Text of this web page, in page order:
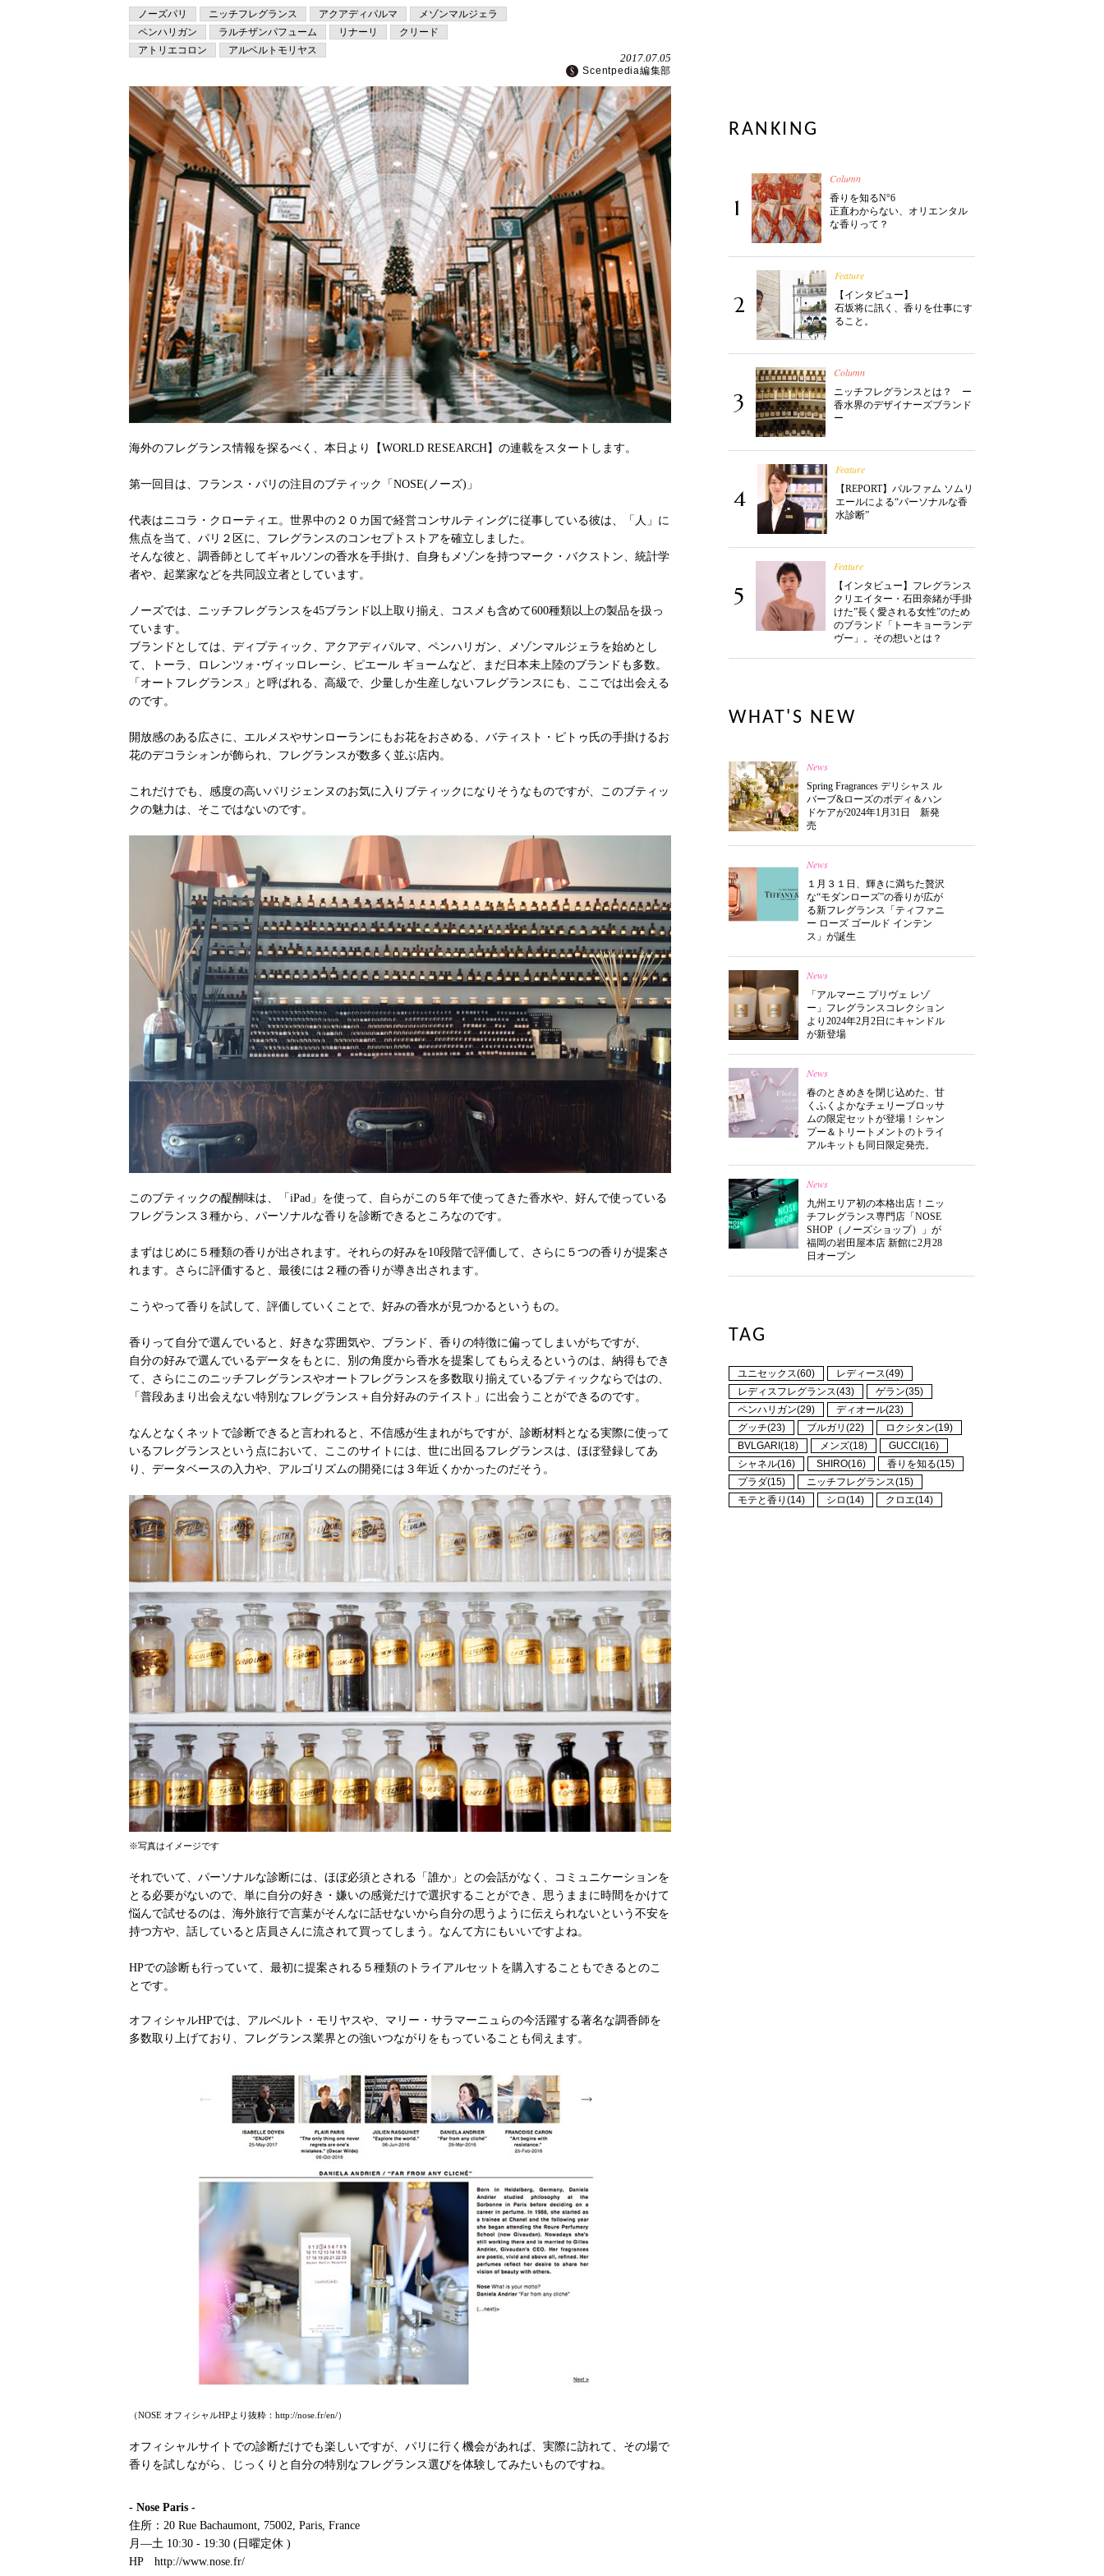
ノーズパリ ニッチフレグランス アクアディパルマ
メゾンマルジェラ
ペンハリガン
ラルチザンパフューム リナーリ
クリード
アトリエコロン
アルベルトモリヤス
2017.07.05
Scentpedia編集部
海外のフレグランス情報を探るべく、本日より【WORLD RESEARCH】の連載をスタートします。
第一回目は、フランス・パリの注目のブティック「NOSE(ノーズ)」
代表はニコラ・クローティエ。世界中の２０カ国で経営コンサルティングに従事している彼は、「人」に
焦点を当て、パリ２区に、フレグランスのコンセプトストアを確立しました。
そんな彼と、調香師としてギャルソンの香水を手掛け、自身もメゾンを持つマーク・バクストン、統計学
者や、起業家などを共同設立者としています。
ノーズでは、ニッチフレグランスを45ブランド以上取り揃え、コスメも含めて600種類以上の製品を扱っ
ています。
ブランドとしては、ディプティック、アクアディパルマ、ペンハリガン、メゾンマルジェラを始めとし
て、トーラ、ロレンツォ･ヴィッロレーシ、ピエール ギョームなど、まだ日本未上陸のブランドも多数。
「オートフレグランス」と呼ばれる、高級で、少量しか生産しないフレグランスにも、ここでは出会える
のです。
開放感のある広さに、エルメスやサンローランにもお花をおさめる、バティスト・ピトゥ氏の手掛けるお
花のデコラシォンが飾られ、フレグランスが数多く並ぶ店内。
これだけでも、感度の高いパリジェンヌのお気に入りブティックになりそうなものですが、このブティッ
クの魅力は、そこではないのです。
このブティックの醍醐味は、「iPad」を使って、自らがこの５年で使ってきた香水や、好んで使っている
フレグランス３種から、パーソナルな香りを診断できるところなのです。
まずはじめに５種類の香りが出されます。それらの好みを10段階で評価して、さらに５つの香りが提案さ
れます。さらに評価すると、最後には２種の香りが導き出されます。
こうやって香りを試して、評価していくことで、好みの香水が見つかるというもの。
香りって自分で選んでいると、好きな雰囲気や、ブランド、香りの特徴に偏ってしまいがちですが、
自分の好みで選んでいるデータをもとに、別の角度から香水を提案してもらえるというのは、納得もでき
て、さらにこのニッチフレグランスやオートフレグランスを多数取り揃えているブティックならではの、
「普段あまり出会えない特別なフレグランス＋自分好みのテイスト」に出会うことができるのです。
なんとなくネットで診断できると言われると、不信感が生まれがちですが、診断材料となる実際に使って
いるフレグランスという点において、ここのサイトには、世に出回るフレグランスは、ほぼ登録してあ
り、データベースの入力や、アルゴリズムの開発には３年近くかかったのだそう。
※写真はイメージです
それでいて、パーソナルな診断には、ほぼ必須とされる「誰か」との会話がなく、コミュニケーションを
とる必要がないので、単に自分の好き・嫌いの感覚だけで選択することができ、思うままに時間をかけて
悩んで試せるのは、海外旅行で言葉がそんなに話せないから自分の思うように伝えられないという不安を
持つ方や、話していると店員さんに流されて買ってしまう。なんて方にもいいですよね。
HPでの診断も行っていて、最初に提案される５種類のトライアルセットを購入することもできるとのこ
とです。
オフィシャルHPでは、アルベルト・モリヤスや、マリー・サラマーニュらの今活躍する著名な調香師を
多数取り上げており、フレグランス業界との強いつながりをもっていることも伺えます。
（NOSE オフィシャルHPより抜粋：http://nose.fr/en/）
オフィシャルサイトでの診断だけでも楽しいですが、パリに行く機会があれば、実際に訪れて、その場で
香りを試しながら、じっくりと自分の特別なフレグランス選びを体験してみたいものですね。
- Nose Paris -
住所：20 Rue Bachaumont, 75002, Paris, France
月—土 10:30 - 19:30 (日曜定休 )
HP http://www.nose.fr/
RANKING
1
Column
香りを知るN°6
正直わからない、オリエンタル
な香りって？
2
Feature
【インタビュー】
石坂将に訊く、香りを仕事にす
ること。
3
Column
ニッチフレグランスとは？ ー
香水界のデザイナーズブランド
ー
4
Feature
【REPORT】パルファム ソムリ
エールによる“パーソナルな香
水診断”
5
Feature
【インタビュー】フレグランス
クリエイター・石田奈緒が手掛
けた”長く愛される女性”のため
のブランド「トーキョーランデ
ヴー」。その想いとは？
WHAT'S NEW
News
Spring Fragrances デリシャス ル
バーブ&ローズのボディ＆ハン
ドケアが2024年1月31日 新発
売
News
１月３１日、輝きに満ちた贅沢
な“モダンローズ”の香りが広が
る新フレグランス「ティファニ
ー ローズ ゴールド インテン
ス」が誕生
News
「アルマーニ プリヴェ レゾ
ー」フレグランスコレクション
より2024年2月2日にキャンドル
が新登場
News
春のときめきを閉じ込めた、甘
くふくよかなチェリーブロッサ
ムの限定セットが登場！シャン
プー＆トリートメントのトライ
アルキットも同日限定発売。
News
九州エリア初の本格出店！ニッ
チフレグランス専門店「NOSE
SHOP（ノーズショップ）」が
福岡の岩田屋本店 新館に2月28
日オープン
TAG
ユニセックス(60)
レディース(49)
レディスフレグランス(43)
ゲラン(35)
ペンハリガン(29)
ディオール(23)
グッチ(23)
ブルガリ(22)
ロクシタン(19)
BVLGARI(18)
メンズ(18)
GUCCI(16)
シャネル(16)
SHIRO(16)
香りを知る(15)
プラダ(15)
ニッチフレグランス(15)
モテと香り(14)
シロ(14) クロエ(14)